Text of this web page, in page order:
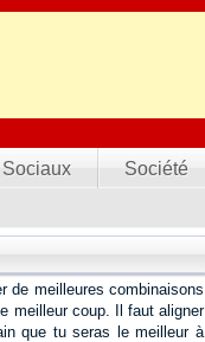
Sociaux Société
de meilleures combinaisons
meilleur coup. Il faut aligner
que tu seras le meilleur à